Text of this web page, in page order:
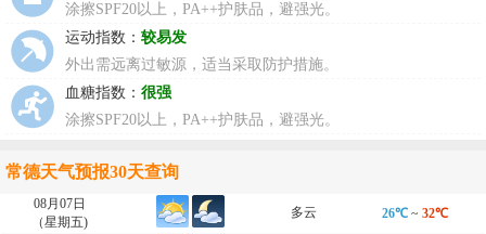
涂擦SPF20以上，PA++护肤品，避强光。
运动指数： 较易发
外出需远离过敏源，适当采取防护措施。
血糖指数： 很强
涂擦SPF20以上，PA++护肤品，避强光。
常德天气预报30天查询
08月07日
（星期五)
多云 26℃ ~ 32℃